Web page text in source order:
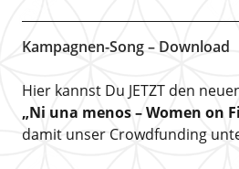
Kampagnen-Song – Download
Hier kannst Du JETZT den
„Ni una menos – Women on
damit unser Crowdfunding